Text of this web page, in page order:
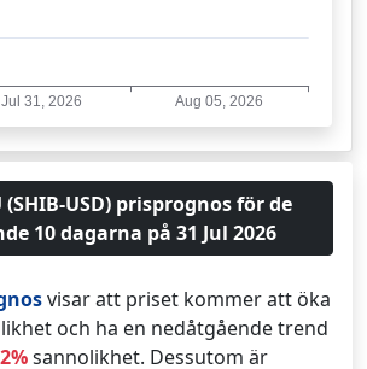
(SHIB-USD) prisprognos för de
10 dagarna på 31 Jul 2026
visar att priset kommer att öka
och ha en nedåtgående trend
sannolikhet. Dessutom är